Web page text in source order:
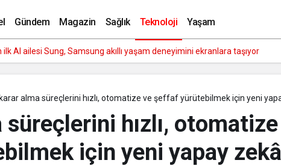
Gündem Magazin Sağlık Teknoloji Yaşam
ilk AI ailesi Sung, Samsung akıllı yaşam deneyimini ekranlara taşıyor
alma süreçlerini hızlı, otomatize ve şeffaf yürütebilmek için yeni
süreçlerini hızlı, otomatize
için yeni yapay zekâ
Kulak içi kulaklık trendi büyüyor: Talep bir yılda 8 kat arttı!